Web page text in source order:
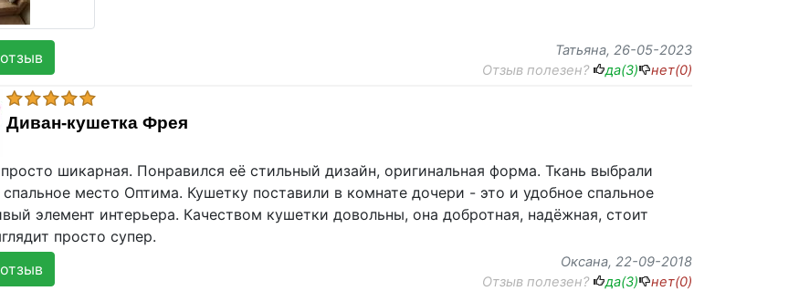
Татьяна, 26-05-2023
Отзыв полезен?
да(3) нет(0)
Диван-кушетка Фрея
шикарная. Понравился её стильный дизайн, оригинальная форма. Ткань выбрали
место Оптима. Кушетку поставили в комнате дочери - это и удобное спальное
элемент интерьера. Качеством кушетки довольны, она добротная, надёжная, стоит
просто супер.
Оксана, 22-09-2018
Отзыв полезен?
да(3) нет(0)